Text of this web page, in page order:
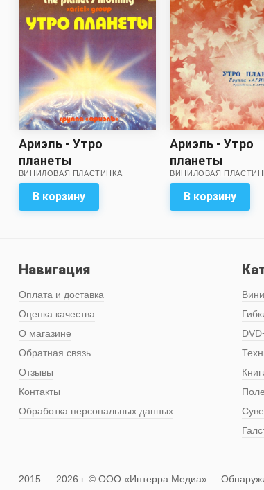
Ариэль - Утро
планеты
ВИНИЛОВАЯ ПЛАСТИНКА
В корзину
Ариэль - Утро
планеты
ВИНИЛОВАЯ
В корзину
Навигация
Оплата и доставка
Оценка качества
О магазине
Обратная связь
Отзывы
Контакты
Обработка персональных данных
2015 — 2026 г. © ООО «Интерра Медиа»